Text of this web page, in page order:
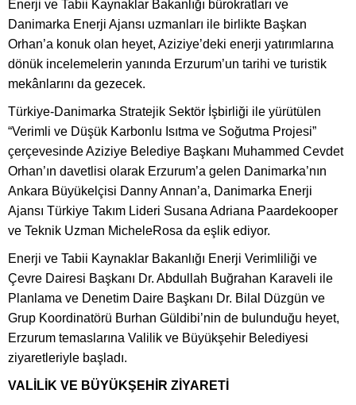
Enerji ve Tabii Kaynaklar Bakanlığı bürokratları ve
Danimarka Enerji Ajansı uzmanları ile birlikte Başkan
Orhan’a konuk olan heyet, Aziziye’deki enerji yatırımlarına
dönük incelemelerin yanında Erzurum’un tarihi ve turistik
mekânlarını da gezecek.
Türkiye-Danimarka Stratejik Sektör İşbirliği ile yürütülen
“Verimli ve Düşük Karbonlu Isıtma ve Soğutma Projesi”
çerçevesinde Aziziye Belediye Başkanı Muhammed Cevdet
Orhan’ın davetlisi olarak Erzurum’a gelen Danimarka’nın
Ankara Büyükelçisi Danny Annan’a, Danimarka Enerji
Ajansı Türkiye Takım Lideri Susana Adriana Paardekooper
ve Teknik Uzman MicheleRosa da eşlik ediyor.
Enerji ve Tabii Kaynaklar Bakanlığı Enerji Verimliliği ve
Çevre Dairesi Başkanı Dr. Abdullah Buğrahan Karaveli ile
Planlama ve Denetim Daire Başkanı Dr. Bilal Düzgün ve
Grup Koordinatörü Burhan Güldibi’nin de bulunduğu heyet,
Erzurum temaslarına Valilik ve Büyükşehir Belediyesi
ziyaretleriyle başladı.
VALİLİK VE BÜYÜKŞEHİR ZİYARETİ